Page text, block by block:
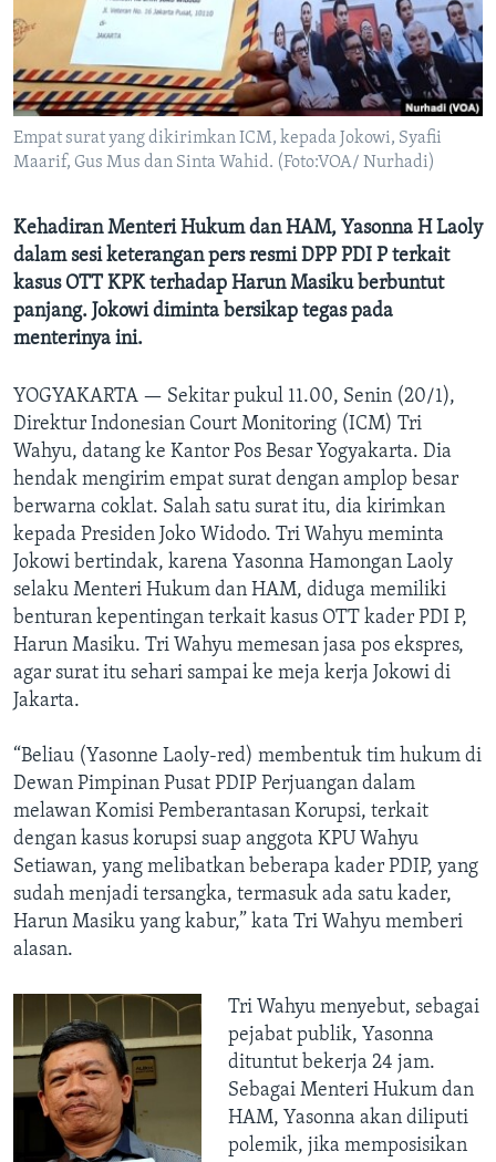
Empat surat yang dikirimkan ICM, kepada Jokowi, Syafii
Maarif, Gus Mus dan Sinta Wahid. (Foto:VOA/ Nurhadi)
Kehadiran Menteri Hukum dan HAM, Yasonna H Laoly
dalam sesi keterangan pers resmi DPP PDI P terkait
kasus OTT KPK terhadap Harun Masiku berbuntut
panjang. Jokowi diminta bersikap tegas pada
menterinya ini.
YOGYAKARTA — Sekitar pukul 11.00, Senin (20/1),
Direktur Indonesian Court Monitoring (ICM) Tri
Wahyu, datang ke Kantor Pos Besar Yogyakarta. Dia
hendak mengirim empat surat dengan amplop besar
berwarna coklat. Salah satu surat itu, dia kirimkan
kepada Presiden Joko Widodo. Tri Wahyu meminta
Jokowi bertindak, karena Yasonna Hamongan Laoly
selaku Menteri Hukum dan HAM, diduga memiliki
benturan kepentingan terkait kasus OTT kader PDI P,
Harun Masiku. Tri Wahyu memesan jasa pos ekspres,
agar surat itu sehari sampai ke meja kerja Jokowi di
Jakarta.
“Beliau (Yasonne Laoly-red) membentuk tim hukum di
Dewan Pimpinan Pusat PDIP Perjuangan dalam
melawan Komisi Pemberantasan Korupsi, terkait
dengan kasus korupsi suap anggota KPU Wahyu
Setiawan, yang melibatkan beberapa kader PDIP, yang
sudah menjadi tersangka, termasuk ada satu kader,
Harun Masiku yang kabur,” kata Tri Wahyu memberi
alasan.
Tri Wahyu menyebut, sebagai
pejabat publik, Yasonna
dituntut bekerja 24 jam.
Sebagai Menteri Hukum dan
HAM, Yasonna akan diliputi
polemik, jika memposisikan